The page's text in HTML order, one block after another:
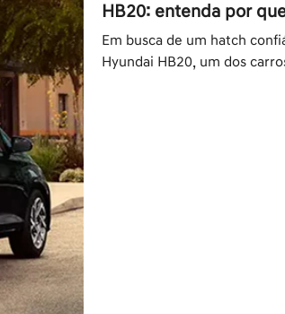
HB20: entenda por
Em busca de um hatch
Hyundai HB20, um dos